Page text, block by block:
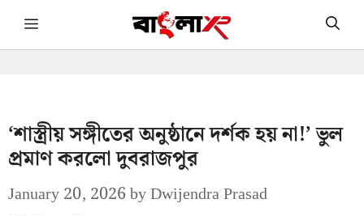
Skip Menu
‘শাস্ত্রীয় সঙ্গীতের অনুষ্ঠানে দর্শক হয় না!’ ভুল
প্রমাণ করলো দুবরাজপুর
January 20, 2026byDwijendra Prasad